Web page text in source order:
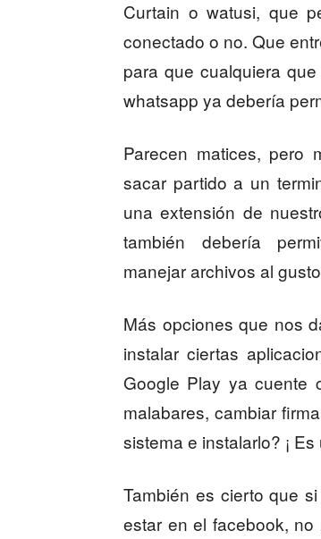
Curtain o watusi, que
conectado o no. Que
para que cualquiera
whatsapp ya debería
Parecen matices, pero
sacar partido a un
una extensión de
también debería
manejar archivos al
Más opciones que nos
instalar ciertas
Google Play ya cuente
malabares, cambiar
sistema e instalarlo? ¡
También es cierto que
estar en el facebook,